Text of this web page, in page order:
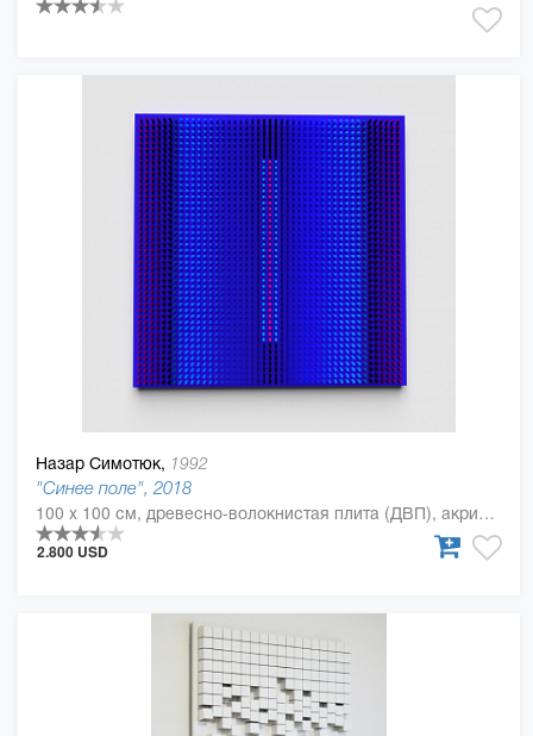
Назар Симотюк, 1992
"Синее поле", 2018
100 x 100 см, древесно-волокнистая плита (ДВП), акриловая краска, Дерево, полиуретан
2.800 USD